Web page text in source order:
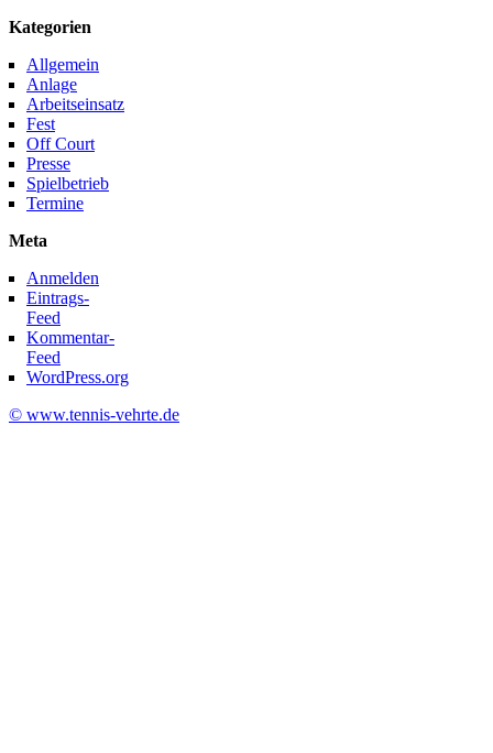
Kategorien
Allgemein
Anlage
Arbeitseinsatz
Fest
Off Court
Presse
Spielbetrieb
Termine
Meta
Anmelden
Eintrags-
Feed
Kommentar-
Feed
WordPress.org
© www.tennis-vehrte.de